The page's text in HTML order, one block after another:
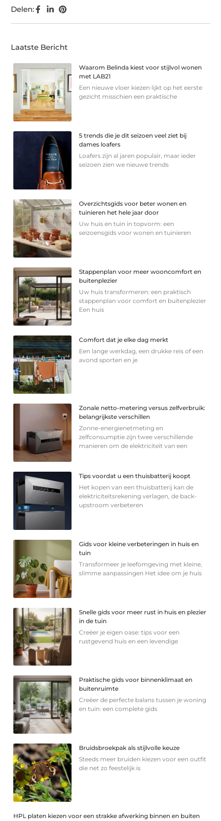
Delen:
Laatste Bericht
Waarom Belinda kiest voor stijlvol wonen
met LAB21
Een nieuwe vloer kiezen lijkt op het eerste
gezicht misschien een praktische
5 trends die je dit seizoen veel ziet bij
dames loafers
Loafers zijn al jaren populair, maar ieder
seizoen zien we nieuwe trends
Overzichtsgids voor beter wonen en
tuinieren het hele jaar door
Uw huis en tuin in topvorm: een
seizoensgids voor wonen en tuinieren
Stappenplan voor meer wooncomfort en
buitenplezier
Uw huis transformeren: een praktisch
stappenplan voor comfort en buitenplezier
Een huis
Comfort dat je elke dag merkt
Een lange werkdag, een drukke reis of een
avond sporten en je
Zonale netto-metering versus zelfverbruik:
belangrijkste verschillen
Zonne-energienetmeting en
zelfconsumptie zijn twee verschillende
manieren om de elektriciteit van een
Tips voordat u een thuisbatterij koopt
Het kopen van een thuisbatterij kan de
elektriciteitsrekening verlagen, de back-
upstroom verbeteren
Gids voor kleine verbeteringen in huis en
tuin
Transformeer je leefomgeving met kleine,
slimme aanpassingen Het idee om je huis
Snelle gids voor meer rust in huis en plezier
in de tuin
Creëer je eigen oase: tips voor een
rustgevend huis en een levendige
Praktische gids voor binnenklimaat en
buitenruimte
Creëer de perfecte balans tussen je woning
en tuin: een complete gids
Bruidsbroekpak als stijlvolle keuze
Steeds meer bruiden kiezen voor een outfit
die net zo feestelijk is
HPL platen kiezen voor een strakke afwerking binnen en buiten